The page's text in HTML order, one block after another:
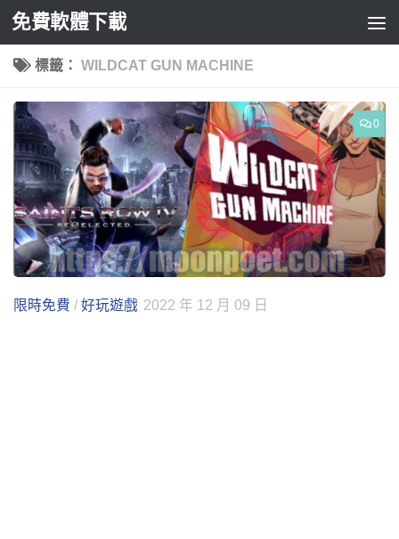
Skip to content
免費軟體下載
標籤： WILDCAT GUN MACHINE
0
限時免費 / 好玩遊戲 2022 年 12 月 09 日